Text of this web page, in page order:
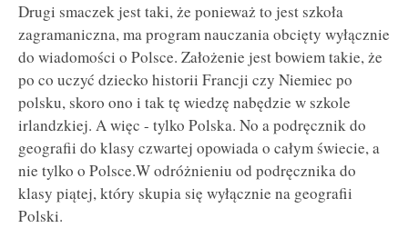
Drugi smaczek jest taki, że ponieważ to jest szkoła
zagramaniczna, ma program nauczania obcięty wyłącznie
do wiadomości o Polsce. Założenie jest bowiem takie, że
po co uczyć dziecko historii Francji czy Niemiec po
polsku, skoro ono i tak tę wiedzę nabędzie w szkole
irlandzkiej. A więc - tylko Polska. No a podręcznik do
geografii do klasy czwartej opowiada o całym świecie, a
nie tylko o Polsce.W odróżnieniu od podręcznika do
klasy piątej, który skupia się wyłącznie na geografii
Polski.